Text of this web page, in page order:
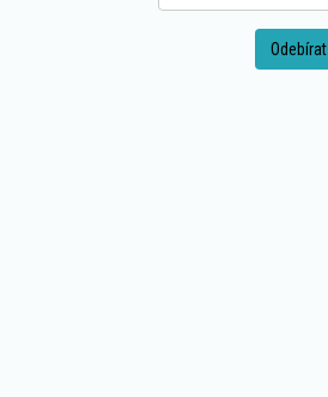
Odebírat